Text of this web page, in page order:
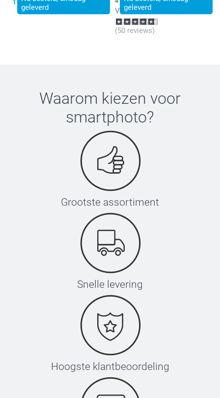
geleverd
15,99
geleverd
Vanaf 9,99
(50 reviews)
Waarom kiezen voor
smartphoto?
Grootste assortiment
Snelle levering
Hoogste klantbeoordeling